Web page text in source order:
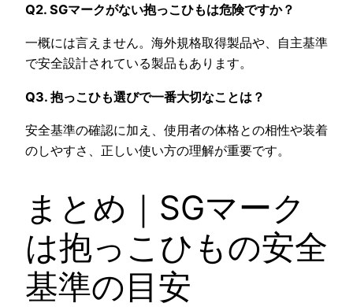
Q2. SGマークがない抱っこひもは危険ですか？
一概には言えません。海外規格取得製品や、自主基準
で安全設計されている製品もあります。
Q3. 抱っこひも選びで一番大切なことは？
安全基準の確認に加え、使用者の体格との相性や装着
のしやすさ、正しい使い方の理解が重要です。
まとめ｜SGマーク
は抱っこひもの安全
基準の目安